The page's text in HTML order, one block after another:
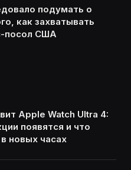
подумать о
как захватывать
посол США
Apple Watch Ultra 4:
появятся и что
новых часах